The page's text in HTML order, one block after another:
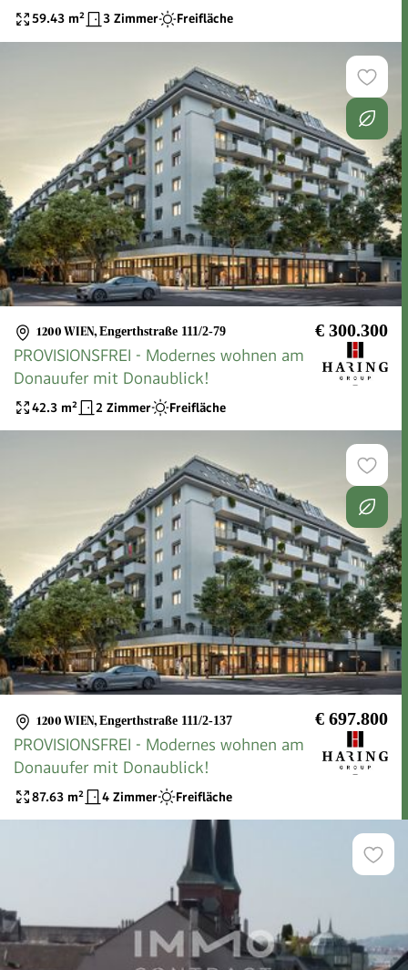
59.43 m² 3 Zimmer Freifläche
1200 WIEN, Engerthstraße 111/2-79 € 300.300
PROVISIONSFREI - Modernes wohnen am
Donauufer mit Donaublick!
42.3 m² 2 Zimmer Freifläche
1200 WIEN, Engerthstraße 111/2-137 € 697.800
PROVISIONSFREI - Modernes wohnen am
Donauufer mit Donaublick!
87.63 m² 4 Zimmer Freifläche